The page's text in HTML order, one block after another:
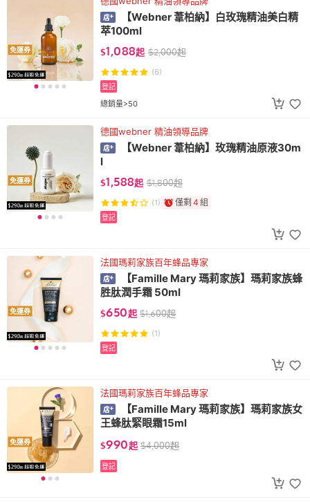
免運券
【Webner 葦柏納】白玫瑰精油美白精
萃100ml
$1,088起 $2,000起
(6)
總銷量>50
登記
免運券
德國webner 精油領導品牌
【Webner 葦柏納】玫瑰精油原液30m
l
$1,588起 $1,800起
(1) 僅剩 4 組
登記
免運券
法國瑪莉家族百年蜂品專家
【Famille Mary 瑪莉家族】瑪莉家族蜂
胜肽潤手霜 50ml
$650起 $1,600起
(1)
登記
免運券
法國瑪莉家族百年蜂品專家
【Famille Mary 瑪莉家族】瑪莉家族女
王蜂肽緊眼霜15ml
$990起 $4,000起
登記